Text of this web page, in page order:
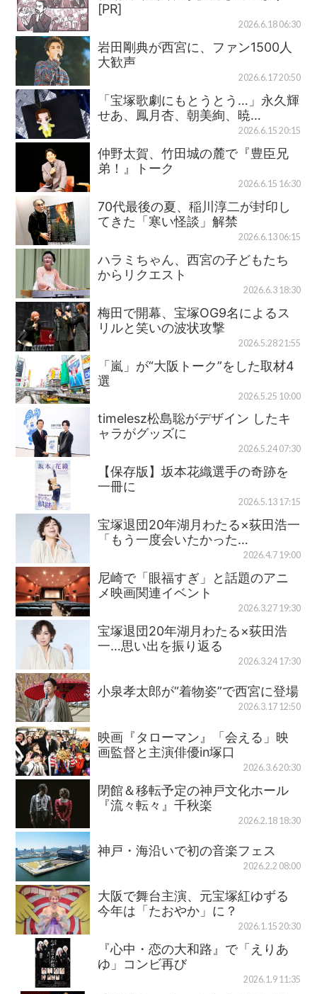
[PR]
2026.6.18 06:30
岩田剛典が西宮に、ファン1500人
大歓声
2026.6.17 20:50
「宝塚歌劇にもとうとう…」永久輝
せあ、鳳月杏、朝美絢、暁…
2026.6.15 20:15
仲野太賀、竹田城の麓で『豊臣兄
弟！』トーク
2026.6.15 16:30
70代最後の夏、稲川淳二が封印し
てきた「寒い怪談」解禁
2026.6.13 06:15
ハラミちゃん、西宮の子どもたち
からリクエスト
2026.6.3 18:30
梅田で開幕、宝塚OG9名によるス
リルと笑いの波状攻撃
2026.5.28 21:55
「嵐」が“大阪トーク”をした取材4
選
2026.5.25 10:00
timelesz松島聡がデザイン したキ
ャラがグッズに
2026.5.24 07:30
【保存版】坂本花織選手の奇跡を
一冊に
2026.5.13 17:15
宝塚退団20年湖月わたる×荻田浩一
「もう一度会いたかった…
2026.4.7 19:00
尼崎で「眼福すぎ」と話題のアニ
メ映画関連イベント
2026.3.27 19:30
宝塚退団20年湖月わたる×荻田浩
一…思い出を振り返る
2026.3.24 17:30
小泉孝太郎が“着物姿”で西宮に登場
2026.3.17 12:50
映画『タローマン』「会える」映
画監督と主演俳優in塚口
2026.3.6 20:30
閉館＆移転予定の神戸文化ホール
『流々転々』千秋楽
2026.2.18 18:30
神戸・海沿いで初の音楽フェス
2026.2.2 08:00
大阪で舞台主演、元宝塚紅ゆずる
今年は「たおやか」に？
2026.1.15 20:30
『心中・恋の大和路』で「えりあ
ゆ」コンビ再び
2026.1.9 11:35